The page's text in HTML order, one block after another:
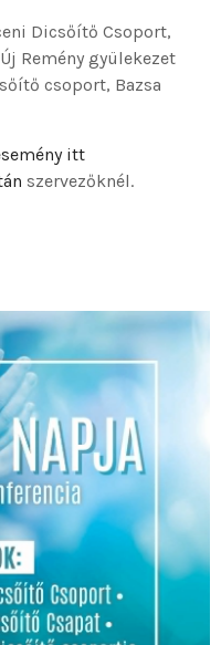
Dicsőítő Csoport,
Remény gyülekezet
csoport, Bazsa
itt
szervezőknél.